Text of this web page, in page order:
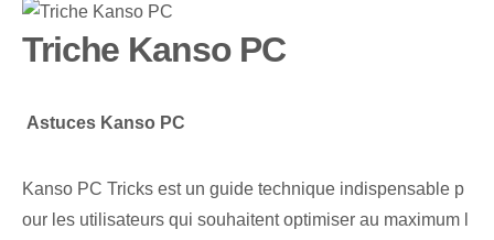
Triche Kanso PC
Astuces⁢ Kanso PC
Kanso PC Tricks est un guide technique indispensable p
our les utilisateurs qui souhaitent optimiser au maximum l